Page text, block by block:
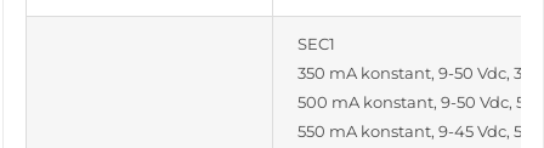
SEC1
350 mA konstant, 9-50 Vdc, 3-
500 mA konstant, 9-50 Vdc, 5-
550 mA konstant, 9-45 Vdc, 5-